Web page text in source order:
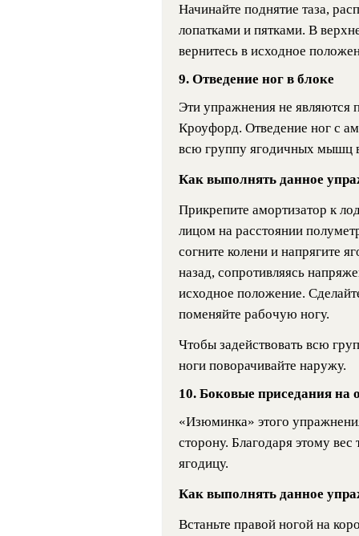
Начинайте поднятие таза,
лопатками и пятками. В
вернитесь в исходное
9. Отведение ног в блоке
Эти упражнения не являются
Кроуфорд. Отведение ног с
всю группу ягодичных мышц
Как выполнять данное
Прикрепите амортизатор к
лицом на расстоянии
согните колени и напрягите
назад, сопротивляясь
исходное положение.
поменяйте рабочую ногу.
Чтобы задействовать всю
ноги поворачивайте наружу.
10. Боковые приседания на
«Изюминка» этого
сторону. Благодаря этому
ягодицу.
Как выполнять данное
Встаньте правой ногой на